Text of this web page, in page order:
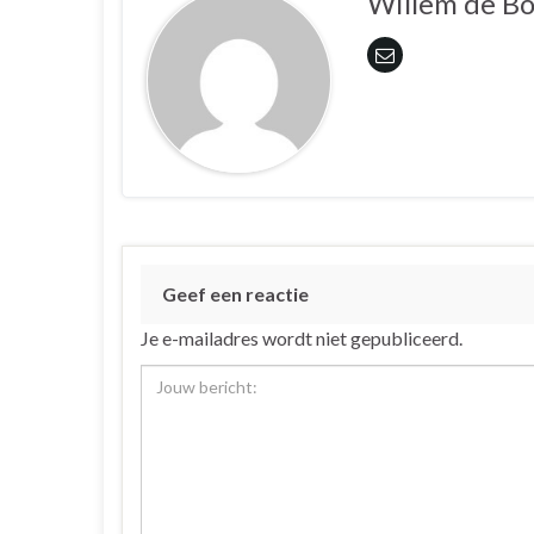
Geef een reactie
Je e-mailadres wordt niet gepubliceerd.